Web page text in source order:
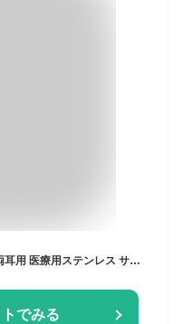
ピアッサー 18G 耳たぶ用 2個セット 両耳用 医療用ステンレス サージカルステンレス 瞬間ピアッサー 金属アレルギー対応 ピアサー 耳用ピアッサー ファーストピアス ピアス 穴開け 穴あけ 18ゲージ つけっぱなし シルバー ゴールド
でみる